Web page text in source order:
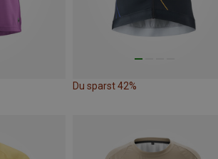
Du sparst 42%